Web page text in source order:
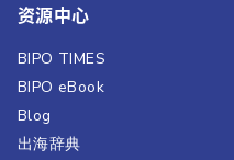
资源中心
BIPO TIMES
BIPO eBook
Blog
出海辞典